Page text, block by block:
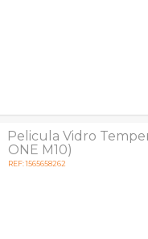
Pelicula Vidro
ONE M10)
REF: 1565658262